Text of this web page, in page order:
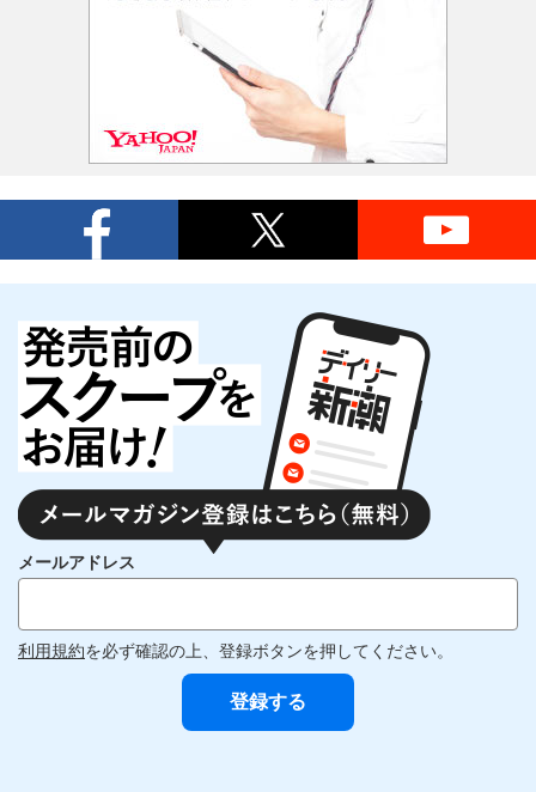
メールアドレス
利用規約を必ず確認の上、登録ボタンを押してください。